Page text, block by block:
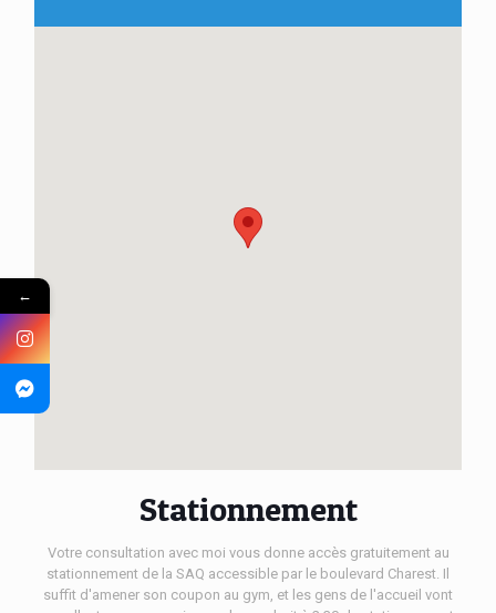
Stationnement
Votre consultation avec moi vous donne accès gratuitement au
stationnement de la SAQ accessible par le boulevard Charest. Il
suffit d'amener son coupon au gym, et les gens de l'accueil vont
←